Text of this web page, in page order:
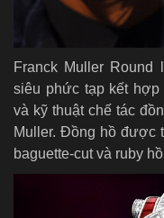
Franck Muller
siêu phức tạp kết hợp
và kỹ thuật chế tác
Muller. Đồng hồ được
baguette-cut và ruby